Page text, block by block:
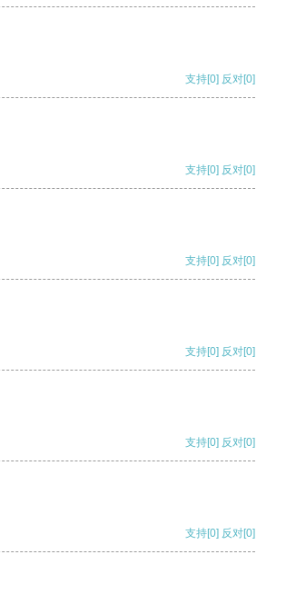
支持[0] 反对[0]
支持[0] 反对[0]
支持[0] 反对[0]
支持[0] 反对[0]
支持[0] 反对[0]
支持[0] 反对[0]